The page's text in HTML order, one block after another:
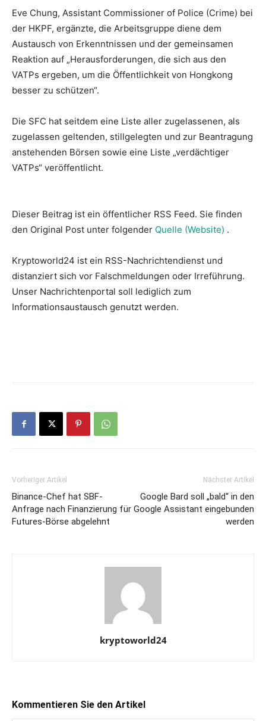
Eve Chung, Assistant Commissioner of Police (Crime) bei
der HKPF, ergänzte, die Arbeitsgruppe diene dem
Austausch von Erkenntnissen und der gemeinsamen
Reaktion auf „Herausforderungen, die sich aus den
VATPs ergeben, um die Öffentlichkeit von Hongkong
besser zu schützen“.
Die SFC hat seitdem eine Liste aller zugelassenen, als
zugelassen geltenden, stillgelegten und zur Beantragung
anstehenden Börsen sowie eine Liste „verdächtiger
VATPs“ veröffentlicht.
Dieser Beitrag ist ein öffentlicher RSS Feed. Sie finden
den Original Post unter folgender Quelle (Website) .
Kryptoworld24 ist ein RSS-Nachrichtendienst und
distanziert sich vor Falschmeldungen oder Irreführung.
Unser Nachrichtenportal soll lediglich zum
Informationsaustausch genutzt werden.
Vorheriger Artikel
Binance-Chef hat SBF-
Anfrage nach Finanzierung für
Futures-Börse abgelehnt
Nächster Artikel
Google Bard soll „bald“ in den
Google Assistant eingebunden
werden
kryptoworld24
Kommentieren Sie den Artikel